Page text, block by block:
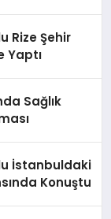
Rize Şehir
Yaptı
Sağlık
İstanbuldaki
Konuştu